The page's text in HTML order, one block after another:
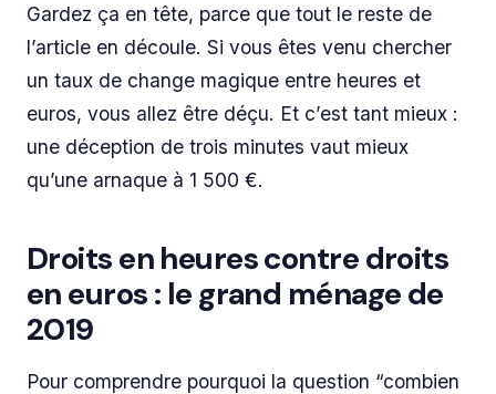
Gardez ça en tête, parce que tout le reste de
l’article en découle. Si vous êtes venu chercher
un taux de change magique entre heures et
euros, vous allez être déçu. Et c’est tant mieux :
une déception de trois minutes vaut mieux
qu’une arnaque à 1 500 €.
Droits en heures contre droits
en euros : le grand ménage de
2019
Pour comprendre pourquoi la question “combien